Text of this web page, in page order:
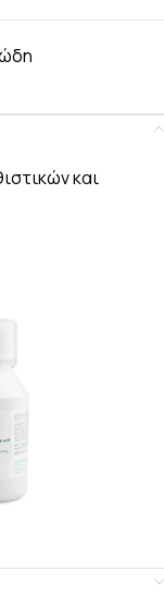
και